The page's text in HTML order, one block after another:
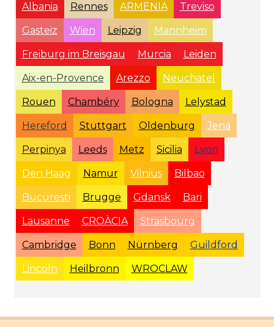
Albania Rennes ARMENIA Treviso
Gasteiz Wien Leipzig Mannheim
Freiburg im Breisgau Murcia Leiden
Aix-en-Provence Arezzo Neuchatel
Rouen Chambéry Bologna Lelystad
Hereford Stuttgart Oldenburg Jena
Perpinya Leeds Metz Sicilia Lyon
Den Haag Namur Vilnius Bilbao
Bucuresti Brugge Gdansk Bari
Lausanne CROÀCIA Strasbourg
Cambridge Bonn Nürnberg Guildford
Lincoln Heilbronn WROCLAW